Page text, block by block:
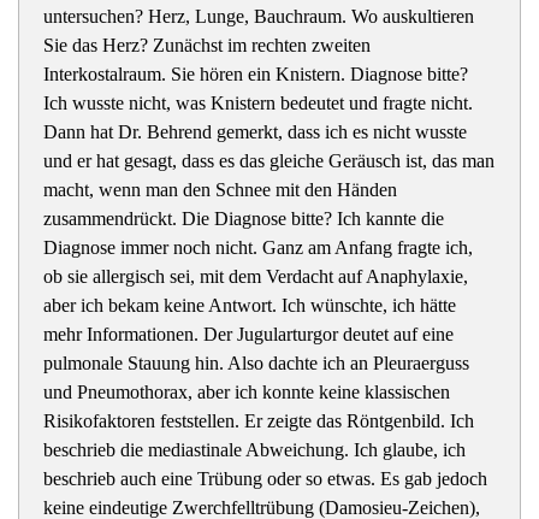
untersuchen? Herz, Lunge, Bauchraum. Wo auskultieren
Sie das Herz? Zunächst im rechten zweiten
Interkostalraum. Sie hören ein Knistern. Diagnose bitte?
Ich wusste nicht, was Knistern bedeutet und fragte nicht.
Dann hat Dr. Behrend gemerkt, dass ich es nicht wusste
und er hat gesagt, dass es das gleiche Geräusch ist, das man
macht, wenn man den Schnee mit den Händen
zusammendrückt. Die Diagnose bitte? Ich kannte die
Diagnose immer noch nicht. Ganz am Anfang fragte ich,
ob sie allergisch sei, mit dem Verdacht auf Anaphylaxie,
aber ich bekam keine Antwort. Ich wünschte, ich hätte
mehr Informationen. Der Jugularturgor deutet auf eine
pulmonale Stauung hin. Also dachte ich an Pleuraerguss
und Pneumothorax, aber ich konnte keine klassischen
Risikofaktoren feststellen. Er zeigte das Röntgenbild. Ich
beschrieb die mediastinale Abweichung. Ich glaube, ich
beschrieb auch eine Trübung oder so etwas. Es gab jedoch
keine eindeutige Zwerchfelltrübung (Damosieu-Zeichen),